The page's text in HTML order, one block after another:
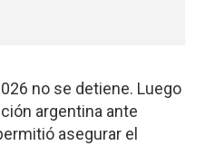
no se detiene. Luego
argentina ante
asegurar el